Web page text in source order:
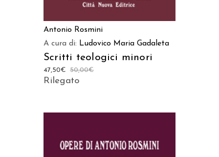
Antonio Rosmini
A cura di: Ludovico Maria Gadaleta
Scritti teologici minori
50,00€
47,50€
Rilegato